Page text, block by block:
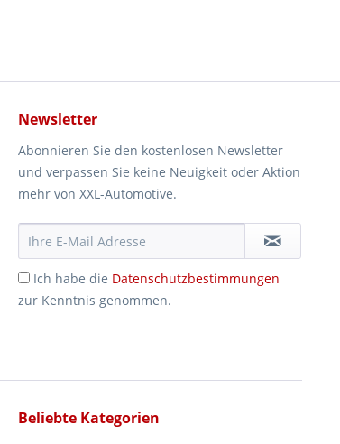
Newsletter
Abonnieren Sie den kostenlosen Newsletter
und verpassen Sie keine Neuigkeit oder Aktion
mehr von XXL-Automotive.
Ich habe die Datenschutzbestimmungen
zur Kenntnis genommen.
Beliebte Kategorien